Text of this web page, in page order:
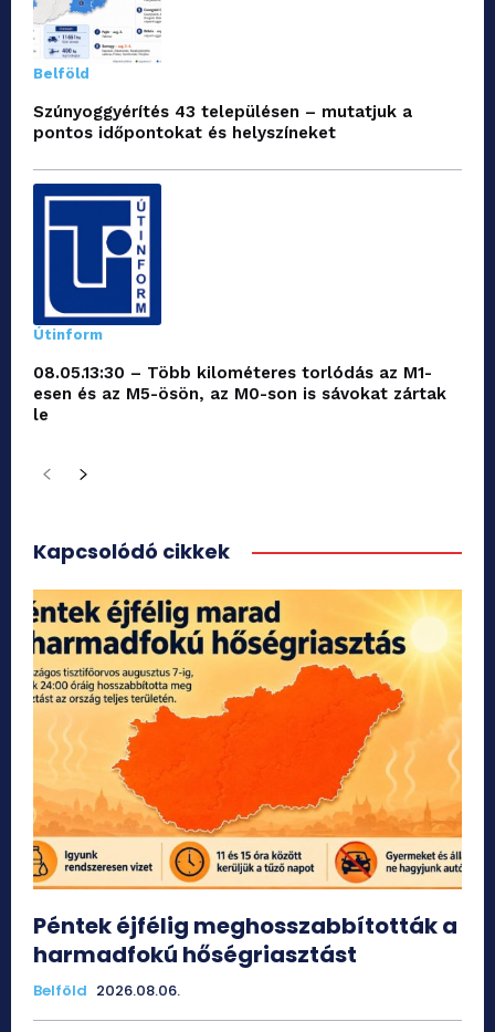
Belföld
Szúnyoggyérítés 43 településen – mutatjuk a
pontos időpontokat és helyszíneket
Útinform
08.05.13:30 – Több kilométeres torlódás az M1-
esen és az M5-ösön, az M0-son is sávokat zártak
le
Kapcsolódó cikkek
Péntek éjfélig meghosszabbították a
harmadfokú hőségriasztást
Belföld 2026.08.06.